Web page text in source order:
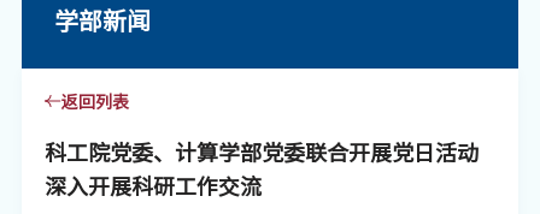
学部新闻
返回列表
科工院党委、计算学部党委联合开展党日活动
深入开展科研工作交流